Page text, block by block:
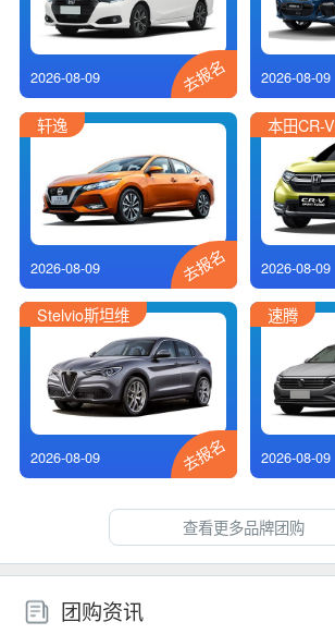
2026-08-09 去报名 2026-08-09
轩逸
2026-08-09 去报名
本田CR-V
2026-08-09
Stelvio斯坦维
2026-08-09 去报名
速腾
2026-08-09
查看更多品牌团购
团购资讯